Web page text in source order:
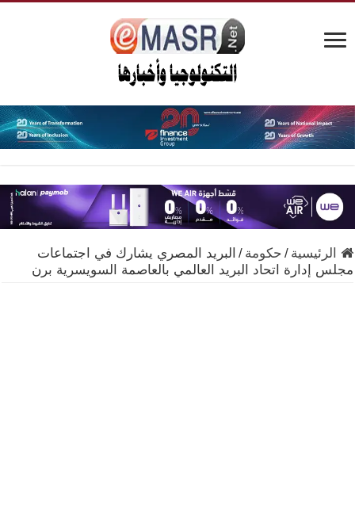
الرئيسية / حكومة / البريد المصري يشارك في اجتماعات
مجلس إدارة اتحاد البريد العالمي بالعاصمة السويسرية برن